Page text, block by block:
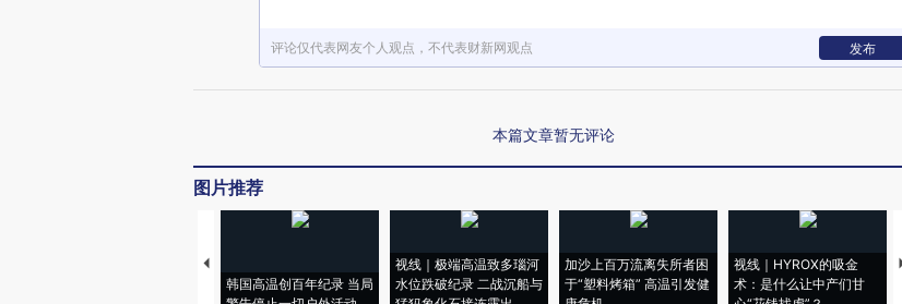
评论仅代表网友个人观点，不代表财新网观点 发布
本篇文章暂无评论
图片推荐
韩国高温创百年纪录 当局
视线｜极端高温致多瑙河
水位跌破纪录 二战沉船与
加沙上百万流离失所者困
于“塑料烤箱” 高温引发健
视线｜HYROX的吸金
术：是什么让中产们甘